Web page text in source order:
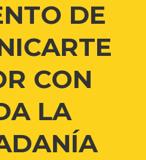
DE
CON
LA